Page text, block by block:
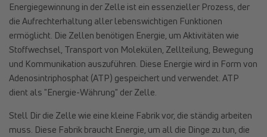
Energiegewinnung in der Zelle ist ein essenzieller Prozess, der
die Aufrechterhaltung aller lebenswichtigen Funktionen
ermöglicht. Die Zellen benötigen Energie, um Aktivitäten wie
Stoffwechsel, Transport von Molekülen, Zellteilung, Bewegung
und Kommunikation auszuführen. Diese Energie wird in Form von
Adenosintriphosphat (ATP) gespeichert und verwendet. ATP
dient als "Energie-Währung" der Zelle.
Stell Dir die Zelle wie eine kleine Fabrik vor, die ständig arbeiten
muss. Diese Fabrik braucht Energie, um all die Dinge zu tun, die